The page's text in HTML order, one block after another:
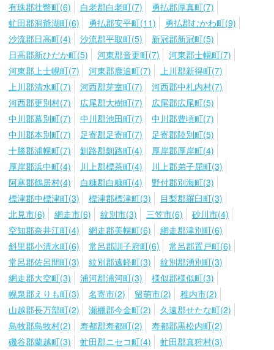
有珠郡壮瞥町(6)
白老郡白老町(7)
勇払郡厚真町(7)
虻田郡洞爺湖町(6)
勇払郡安平町(11)
勇払郡むかわ町(9)
沙流郡日高町(4)
沙流郡平取町(5)
新冠郡新冠町(5)
日高郡新ひだか町(5)
河東郡音更町(7)
河東郡士幌町(7)
河東郡上士幌町(7)
河東郡鹿追町(7)
上川郡新得町(7)
上川郡清水町(7)
河西郡芽室町(7)
河西郡中札内村(7)
河西郡更別村(7)
広尾郡大樹町(7)
広尾郡広尾町(5)
中川郡幕別町(7)
中川郡池田町(7)
中川郡豊頃町(7)
中川郡本別町(7)
足寄郡足寄町(7)
足寄郡陸別町(5)
十勝郡浦幌町(7)
釧路郡釧路町(4)
厚岸郡厚岸町(4)
厚岸郡浜中町(4)
川上郡標茶町(4)
川上郡弟子屈町(3)
阿寒郡鶴居村(4)
白糠郡白糠町(4)
野付郡別海町(3)
標津郡中標津町(3)
標津郡標津町(3)
目梨郡羅臼町(3)
北見市(6)
網走市(6) 紋別市(3) 三笠市(6)
砂川市(4)
空知郡奈井江町(4)
網走郡美幌町(6)
網走郡津別町(6)
斜里郡小清水町(6)
常呂郡訓子府町(6)
常呂郡置戸町(6)
常呂郡佐呂間町(3)
紋別郡遠軽町(3)
紋別郡湧別町(3)
網走郡大空町(3)
浦河郡浦河町(3)
様似郡様似町(3)
幌泉郡えりも町(3)
名寄市(2) 留萌市(2)
稚内市(2)
山越郡長万部町(2)
瀬棚郡今金町(2)
久遠郡せたな町(2)
島牧郡島牧村(2)
寿都郡寿都町(2)
寿都郡黒松内町(2)
磯谷郡蘭越町(3)
虻田郡ニセコ町(4)
虻田郡真狩村(3)